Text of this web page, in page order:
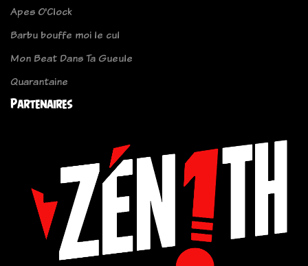
Apes O'Clock
Barbu bouffe moi le cul
Mon Beat Dans Ta Gueule
Quarantaine
Partenaires